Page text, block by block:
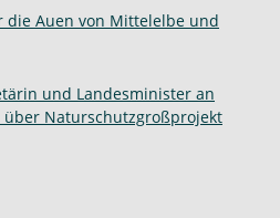
die Auen von Mittelelbe und
und Landesminister an
Naturschutzgroßprojekt